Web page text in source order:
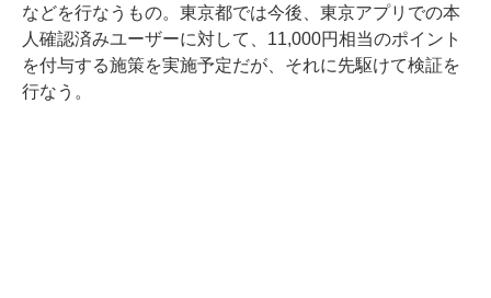
などを行なうもの。東京都では今後、東京アプリでの本
人確認済みユーザーに対して、11,000円相当のポイント
を付与する施策を実施予定だが、それに先駆けて検証を
行なう。